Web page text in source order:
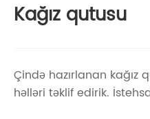
Kağız qutusu
Çində hazırlanan kağız
həlləri təklif edirik.